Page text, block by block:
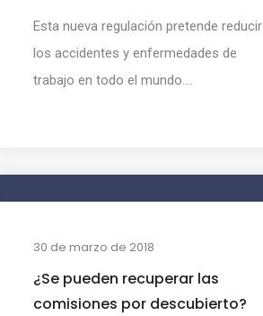
Esta nueva regulación pretende reducir
los accidentes y enfermedades de
trabajo en todo el mundo....
30 de marzo de 2018
¿Se pueden recuperar las
comisiones por descubierto?